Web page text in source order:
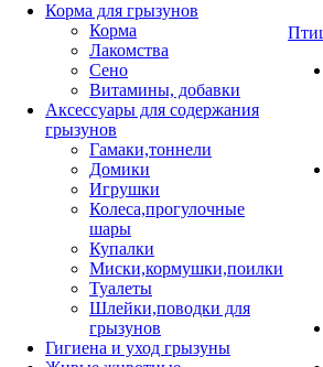
Корма для грызунов
Корма
Лакомства
Сено
Витамины, добавки
Аксессуары для содержания
грызунов
Гамаки,тоннели
Домики
Игрушки
Колеса,прогулочные
шары
Купалки
Миски,кормушки,поилки
Туалеты
Шлейки,поводки для
грызунов
Гигиена и уход грызуны